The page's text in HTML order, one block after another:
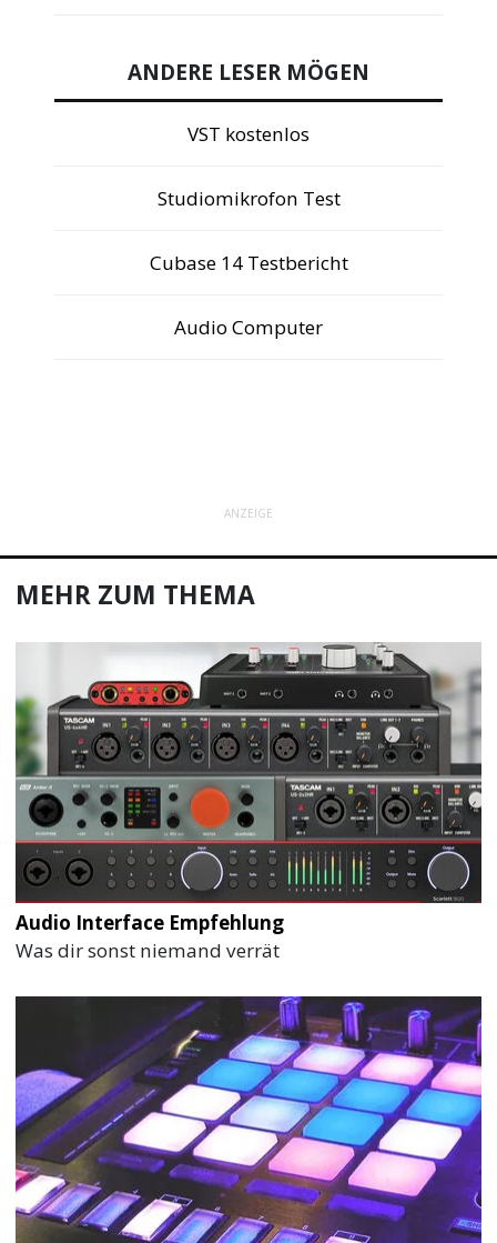
ANDERE LESER MÖGEN
VST kostenlos
Studiomikrofon Test
Cubase 14 Testbericht
Audio Computer
ANZEIGE
MEHR ZUM THEMA
Audio Interface Empfehlung
Was dir sonst niemand verrät